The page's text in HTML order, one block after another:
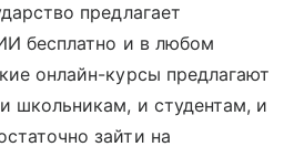
предлагает
бесплатно и в любом
онлайн-курсы предлагают
школьникам, и студентам, и
зайти на